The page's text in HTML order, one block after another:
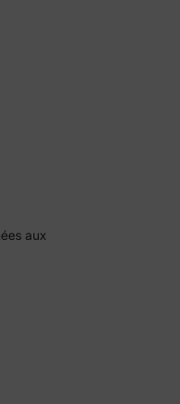
aux
des couleurs